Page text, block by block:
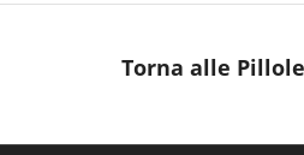
Torna alle